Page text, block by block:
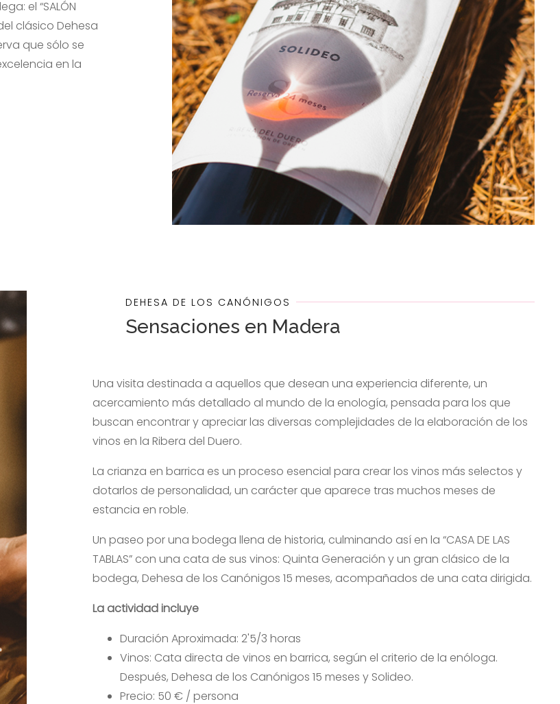
el “SALÓN
clásico Dehesa
que sólo se
en la
DEHESA DE LOS CANÓNIGOS
Sensaciones en Madera
Una visita destinada a aquellos que desean una experiencia diferente, un
acercamiento más detallado al mundo de la enología, pensada para los que
buscan encontrar y apreciar las diversas complejidades de la elaboración de los
vinos en la Ribera del Duero.
La crianza en barrica es un proceso esencial para crear los vinos más selectos y
dotarlos de personalidad, un carácter que aparece tras muchos meses de
estancia en roble.
Un paseo por una bodega llena de historia, culminando así en la “CASA DE LAS
TABLAS” con una cata de sus vinos: Quinta Generación y un gran clásico de la
bodega, Dehesa de los Canónigos 15 meses, acompañados de una cata dirigida.
La actividad incluye
Duración Aproximada: 2'5/3 horas
Vinos: Cata directa de vinos en barrica, según el criterio de la enóloga.
Después, Dehesa de los Canónigos 15 meses y Solideo.
Precio: 50 € / persona